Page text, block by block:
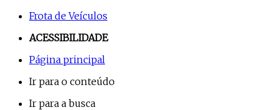
Frota de Veículos
ACESSIBILIDADE
Página principal
Ir para o conteúdo
Ir para a busca